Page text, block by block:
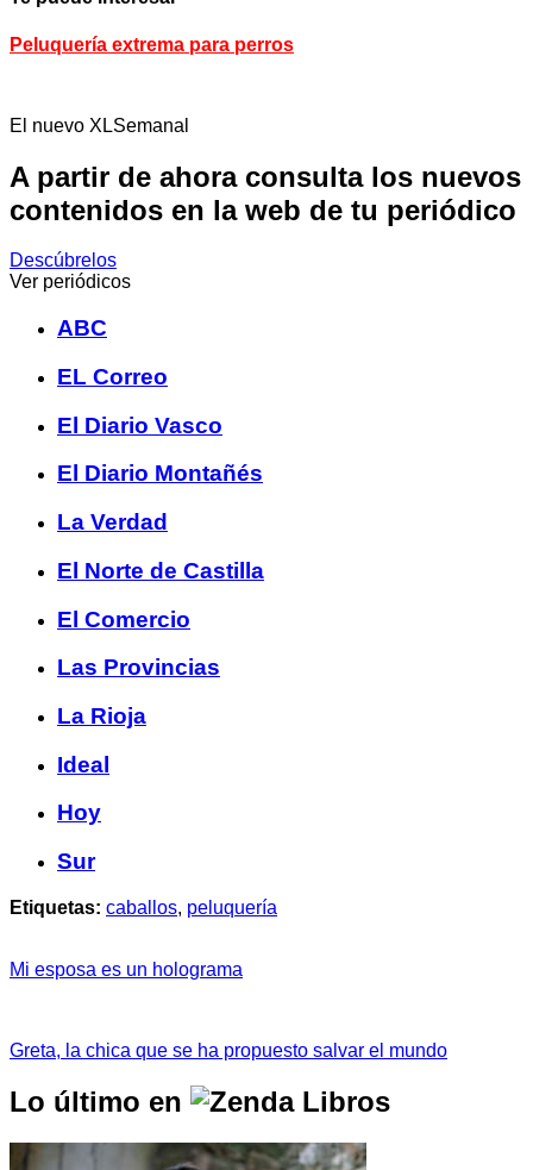
Peluquería extrema para perros
El nuevo XLSemanal
A partir de ahora consulta los nuevos
contenidos en la web de tu periódico
Descúbrelos
Ver periódicos
ABC
EL Correo
El Diario Vasco
El Diario Montañés
La Verdad
El Norte de Castilla
El Comercio
Las Provincias
La Rioja
Ideal
Hoy
Sur
Etiquetas: caballos, peluquería
Mi esposa es un holograma
Greta, la chica que se ha propuesto salvar el mundo
Lo último en